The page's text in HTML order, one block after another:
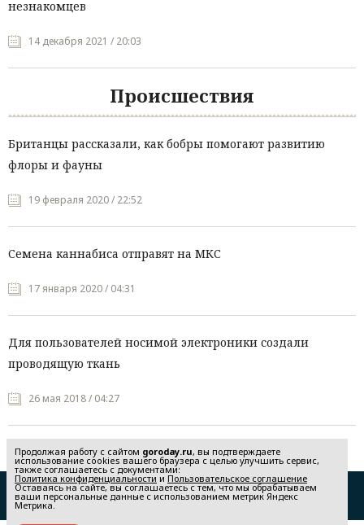
незнакомцев
14 декабря 2021 / 20:03
Происшествия
Британцы рассказали, как бобры помогают развитию
флоры и фауны
19 февраля 2020 / 22:52
Семена каннабиса отправят на МКС
17 января 2020 / 04:31
Для пользователей носимой электроники создали
проводящую ткань
26 мая 2018 / 04:27
Редакция
Реклама
Продолжая работу с сайтом goroday.ru, вы подтверждаете
использование cookies вашего браузера с целью улучшить сервис,
также соглашаетесь с документами:
Политика конфиденциальности и Пользовательское соглашение
Оставаясь на сайте, вы соглашаетесь с тем, что мы обрабатываем
ваши персональные данные с использованием метрик Яндекс
Метрика.